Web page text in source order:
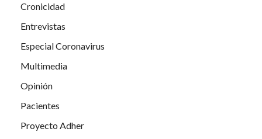
Cronicidad
Entrevistas
Especial Coronavirus
Multimedia
Opinión
Pacientes
Proyecto Adher